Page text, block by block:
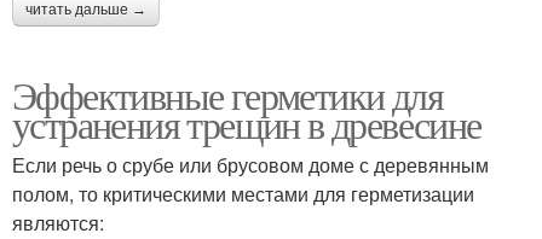
читать дальше →
Эффективные герметики для
устранения трещин в древесине
Если речь о срубе или брусовом доме с деревянным
полом, то критическими местами для герметизации
являются: